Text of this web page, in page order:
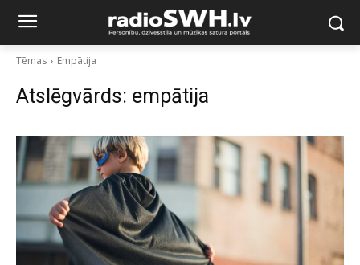
Tēmas Empātija
Atslēgvārds: empātija